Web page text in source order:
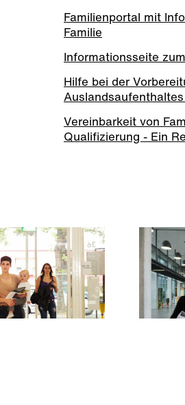
Familienportal mit
Familie
Informationsseite
Hilfe bei der
Vereinbarkeit von
Qualifizierung - Ein